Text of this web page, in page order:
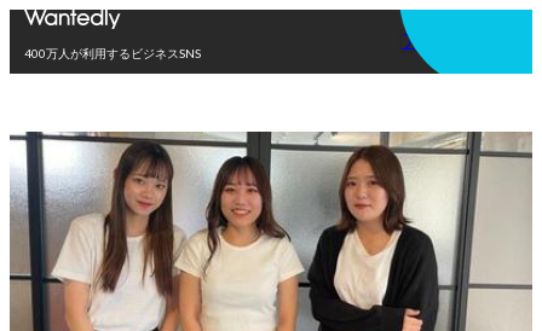
400万人が利用するビジネスSNS
アプリを使う